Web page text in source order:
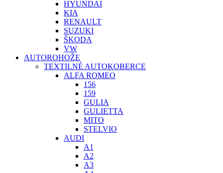
HYUNDAI
KIA
RENAULT
SUZUKI
ŠKODA
VW
AUTOROHOŽE
TEXTILNÉ AUTOKOBERCE
ALFA ROMEO
156
159
GULIA
GULIETTA
MITO
STELVIO
AUDI
A1
A2
A3